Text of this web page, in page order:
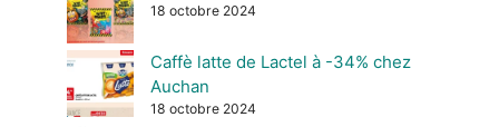
18 octobre 2024
Caffè latte de Lactel à -34% chez
Auchan
18 octobre 2024